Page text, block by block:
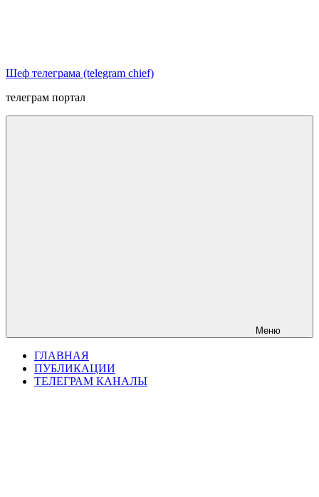
Шеф телеграма (telegram chief)
телеграм портал
Меню
ГЛАВНАЯ
ПУБЛИКАЦИИ
ТЕЛЕГРАМ КАНАЛЫ